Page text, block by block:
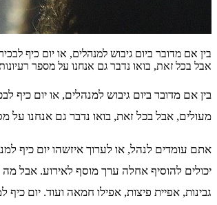
בין אם מדובר ביום גיבוש למנהלים, או יום כיף
אבל בכל זאת, בואו נדבר גם אנחנו על מספר
בין אם מדובר ביום גיבוש למנהלים, או יום כיף
מעולים, אבל בכל זאת, בואו נדבר גם אנחנו על
אתם עומדים לנהל, או לערוך איזשהו יום כיף
יכולים להוסיף אחלה ערך מוסף לאירוע. אבל
גבינות, אפיית פיצות, אפילו חמאה ועוד. יום